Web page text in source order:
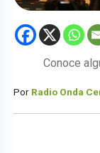
Conoce
Por Radio Onda